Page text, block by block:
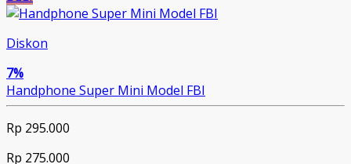
Diskon
7%
Handphone Super Mini Model FBI
Rp 295.000
Rp 275.000